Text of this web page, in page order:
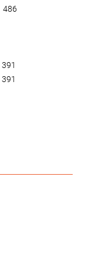
486
391
391